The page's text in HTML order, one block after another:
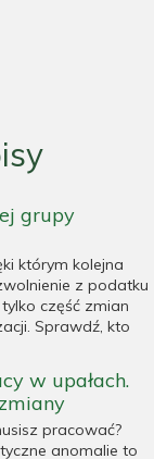
grupy
którym kolejna
z podatku
część zmian
Sprawdź, kto
w upałach.
pracować?
anomalie to